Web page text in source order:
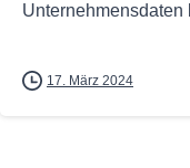
Unternehmensdaten
17. März 2024